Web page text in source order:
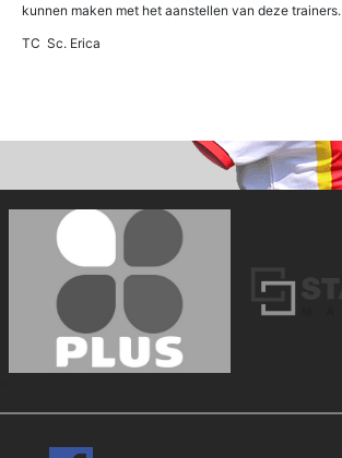
kunnen maken met het aanstellen van deze trainers.
TC Sc. Erica